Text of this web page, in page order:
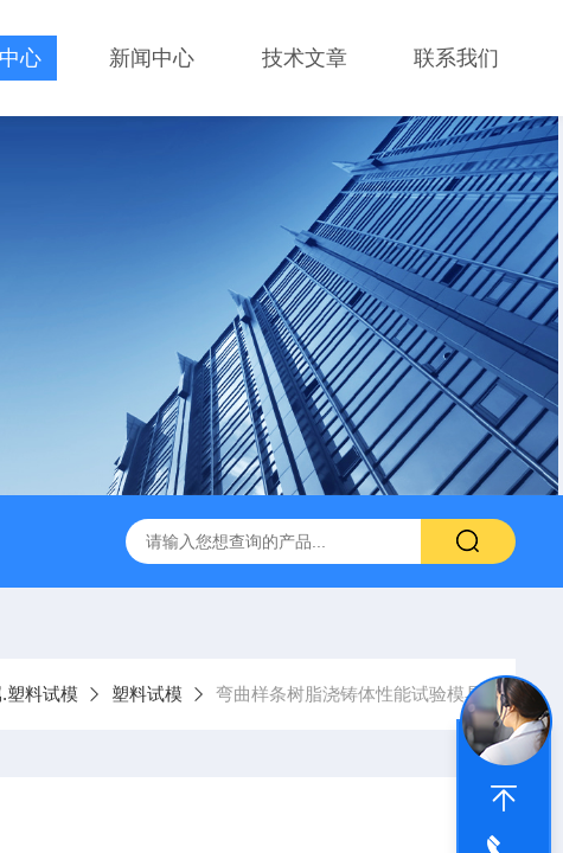
心 新闻中心 技术文章 联系我们
仪 钢结构防火涂料测厚仪 砂基透水砖透水速率试验装置
塑料试模 塑料试模 弯曲样条树脂浇铸体性能试验模具